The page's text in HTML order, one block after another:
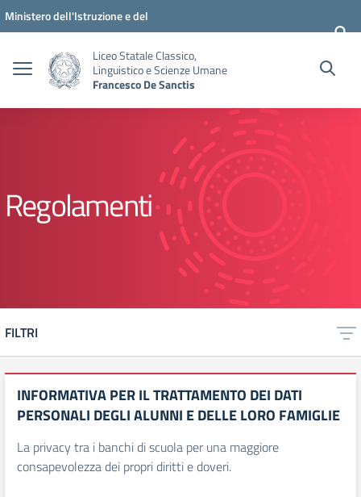
Vai ai contenuti
Vai al menu di navigazione
Vai al footer
Ministero dell'Istruzione e del
Liceo Statale Classico,
Linguistico e Scienze Umane
Francesco De Sanctis
Regolamenti
FILTRI
INFORMATIVA PER IL TRATTAMENTO DEI DATI
PERSONALI DEGLI ALUNNI E DELLE LORO FAMIGLIE
La privacy tra i banchi di scuola per una maggiore
consapevolezza dei propri diritti e doveri.